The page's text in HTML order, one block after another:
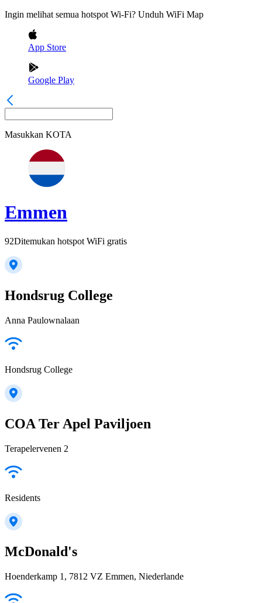
Ingin melihat semua hotspot Wi-Fi? Unduh WiFi Map
App Store
Google Play
Masukkan KOTA
Emmen
92Ditemukan hotspot WiFi gratis
Hondsrug College
Anna Paulownalaan
Hondsrug College
COA Ter Apel Paviljoen
Terapelervenen 2
Residents
McDonald's
Hoenderkamp 1, 7812 VZ Emmen, Niederlande